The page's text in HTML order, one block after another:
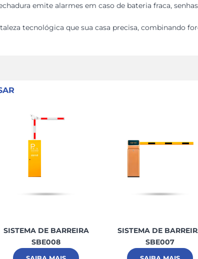
emite alarmes em caso de bateria fraca,
tecnológica que sua casa precisa, combinando
SISTEMA DE BARREIRA
SBE008
SISTEMA DE
SBE007